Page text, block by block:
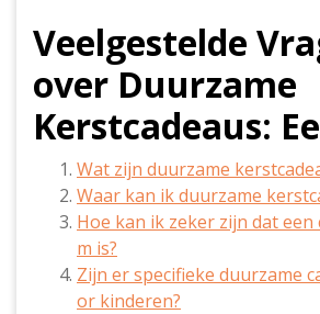
Veelgestelde
over Duurzame
Kerstcadeaus:
Wat zijn duurzame
Waar kan ik duurzame
Hoe kan ik zeker zijn dat een
m is?
Zijn er specifieke duurzame
or kinderen?